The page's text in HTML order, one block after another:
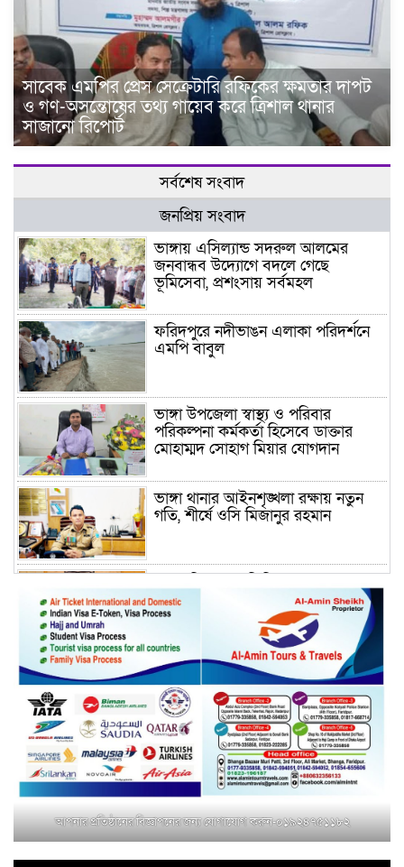
সাবেক এমপির প্রেস সেক্রেটারি রফিকের ক্ষমতার দাপট
ও গণ-অসন্তোষের তথ্য গায়েব করে ত্রিশাল থানার
সাজানো রিপোর্ট
সর্বশেষ সংবাদ
জনপ্রিয় সংবাদ
ভাঙ্গায় এসিল্যান্ড সদরুল আলমের
জনবান্ধব উদ্যোগে বদলে গেছে
ভূমিসেবা, প্রশংসায় সর্বমহল
ফরিদপুরে নদীভাঙন এলাকা পরিদর্শনে
এমপি বাবুল
ভাঙ্গা উপজেলা স্বাস্থ্য ও পরিবার
পরিকল্পনা কর্মকর্তা হিসেবে ডাক্তার
মোহাম্মদ সোহাগ মিয়ার যোগদান
ভাঙ্গা থানার আইনশৃঙ্খলা রক্ষায় নতুন
গতি, শীর্ষে ওসি মিজানুর রহমান
(রাজস্ব) আজিম উদ্দিন ভূমি মন্ত্রণালয়ে
পদায়ন
সাবেক এমপির প্রেস সেক্রেটারি রফিকের
ক্ষমতার দাপট ও গণ-অসন্তোষের তথ্য
গায়েব করে ত্রিশাল থানার সাজানো
রিপোর্ট
মুক্তাগাছায় জুলাই শহীদ সামিদের কবর
জিয়ারত ও পৌর কমিটির কার্যক্রম শুরু
শহিদুল ইসলাম বাবুলের হাত ধরে বদলে
আপনার প্রতিষ্ঠানের বিজ্ঞাপনের জন্য যোগাযোগ করুন-০১৯২৪৭৫১১৮২